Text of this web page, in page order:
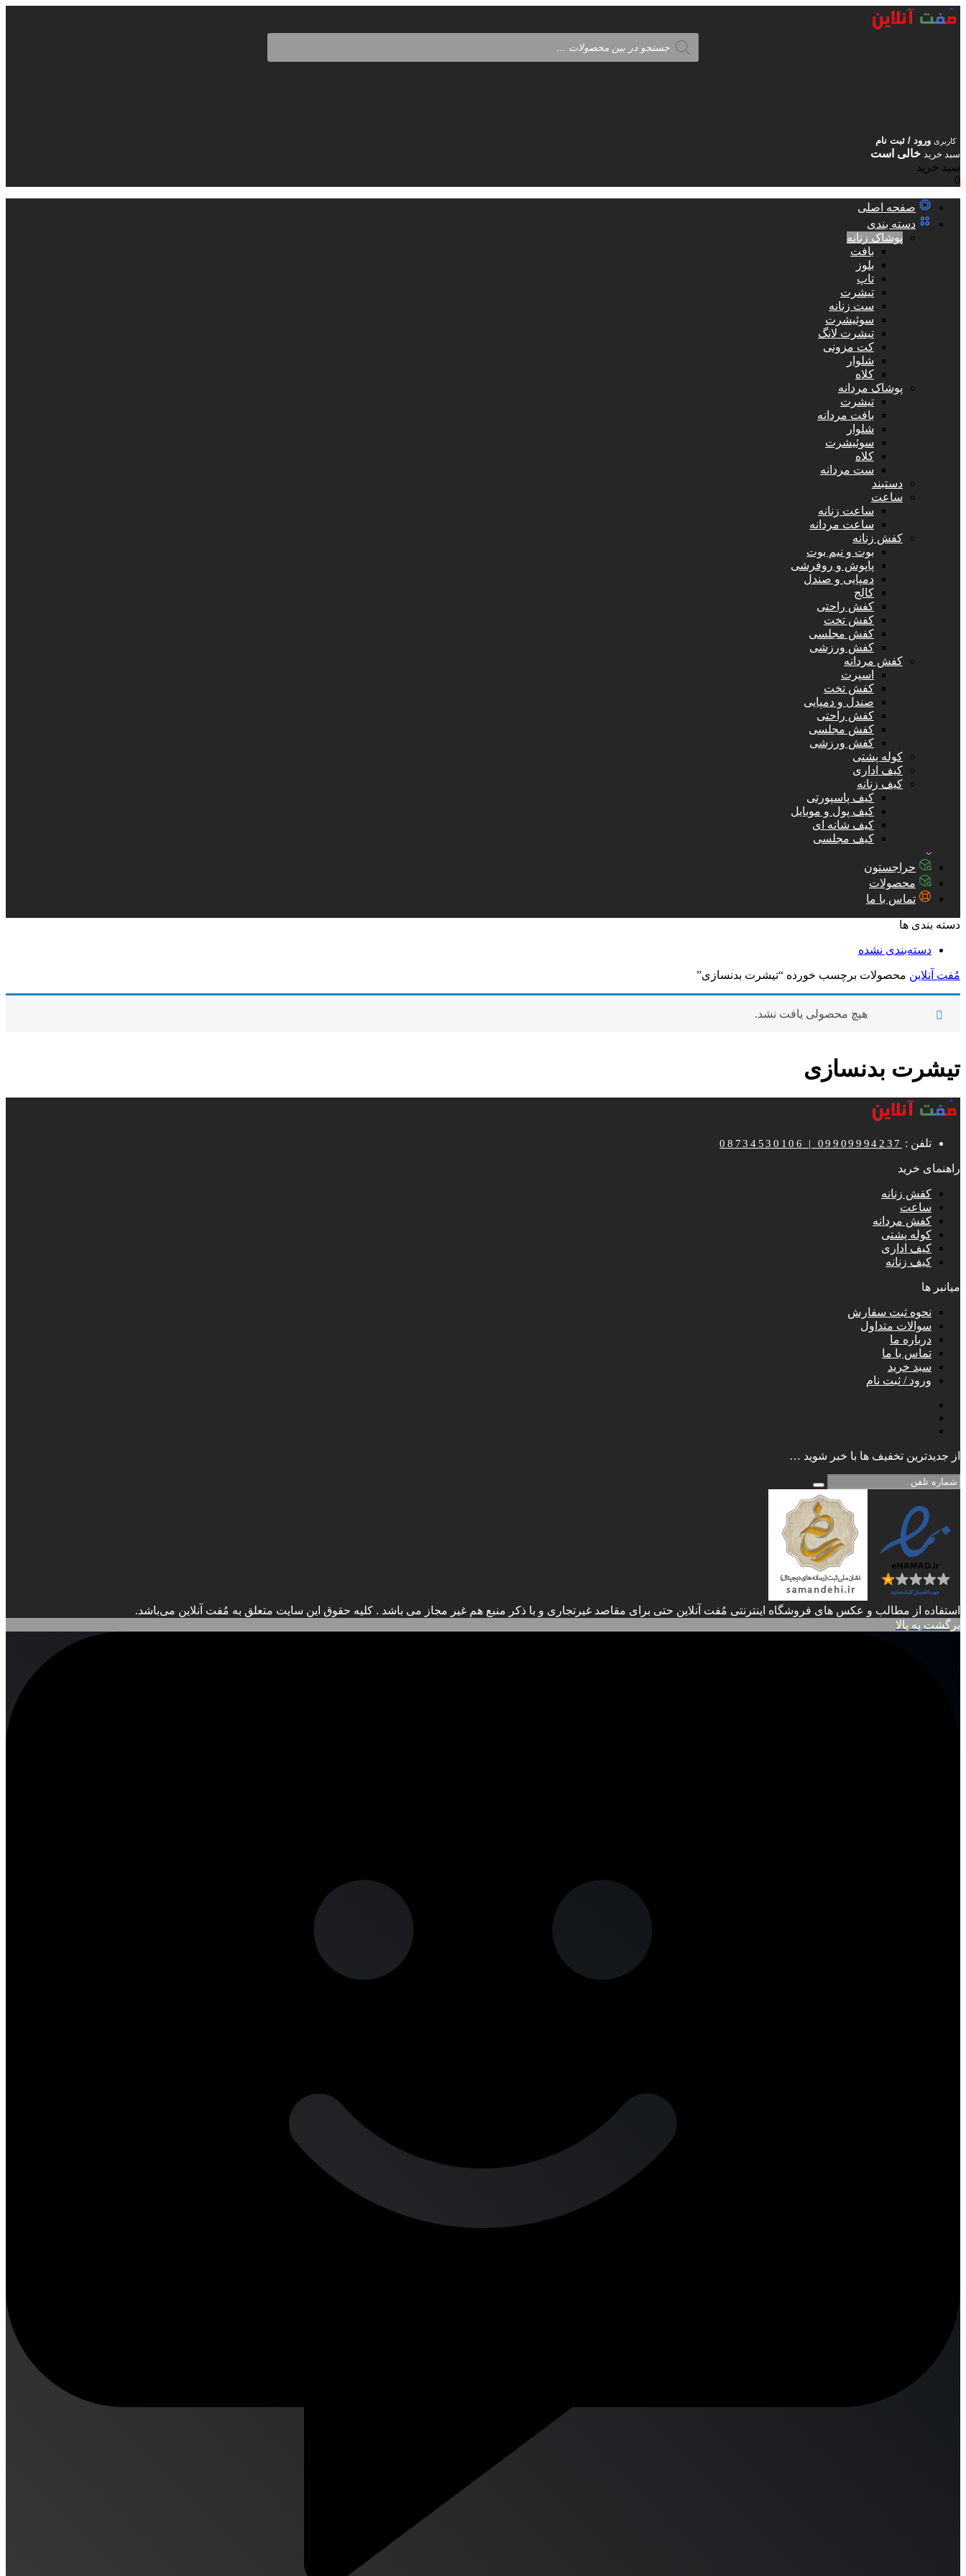
Products
search
کاربری ورود / ثبت نام
سبد خرید خالی است
سبد خرید
0
صفحه اصلی
دسته بندی
پوشاک زنانه
بافت
بلوز
تاپ
تیشرت
ست زنانه
سوئیشرت
تیشرت لانگ
کت مزونی
شلوار
کلاه
پوشاک مردانه
تیشرت
بافت مردانه
شلوار
سوئیشرت
کلاه
ست مردانه
دستبند
ساعت
ساعت زنانه
ساعت مردانه
کفش زنانه
بوت و نیم بوت
پاپوش و روفرشی
دمپایی و صندل
کالج
کفش راحتی
کفش تخت
کفش مجلسی
کفش ورزشی
کفش مردانه
اسپرت
کفش تخت
صندل و دمپایی
کفش راحتی
کفش مجلسی
کفش ورزشی
کوله پشتی
کیف اداری
کیف زنانه
کیف پاسپورتی
کیف پول و موبایل
کیف شانه ای
کیف مجلسی
حراجستون
محصولات
تماس با ما
دسته بندی ها
دسته‌بندی نشده
مُفت آنلاین محصولات برچسب خورده “تیشرت بدنسازی”
هیچ محصولی یافت نشد.
تیشرت بدنسازی
تلفن : 08734530106 | 09909994237
راهنمای خرید
کفش زنانه
ساعت
کفش مردانه
کوله پشتی
کیف اداری
کیف زنانه
میانبر ها
نحوه ثبت سفارش
سوالات متداول
درباره ما
تماس با ما
سبد خرید
ورود / ثبت نام
از جدیدترین تخفیف ها با خبر شوید …
استفاده از مطالب و عکس های فروشگاه اینترنتی مُفت آنلاین حتی برای مقاصد غیرتجاری و با ذکر منبع هم غیر مجاز می باشد . کلیه حقوق این سایت متعلق به مُفت آنلاین می‌باشد.
برگشت به بالا